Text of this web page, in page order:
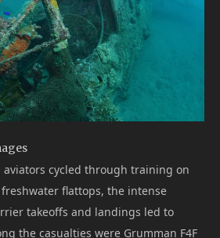
aviators cycled through training on
flattops, the intense
takeoffs and landings led to
the casualties were Grumman F4F